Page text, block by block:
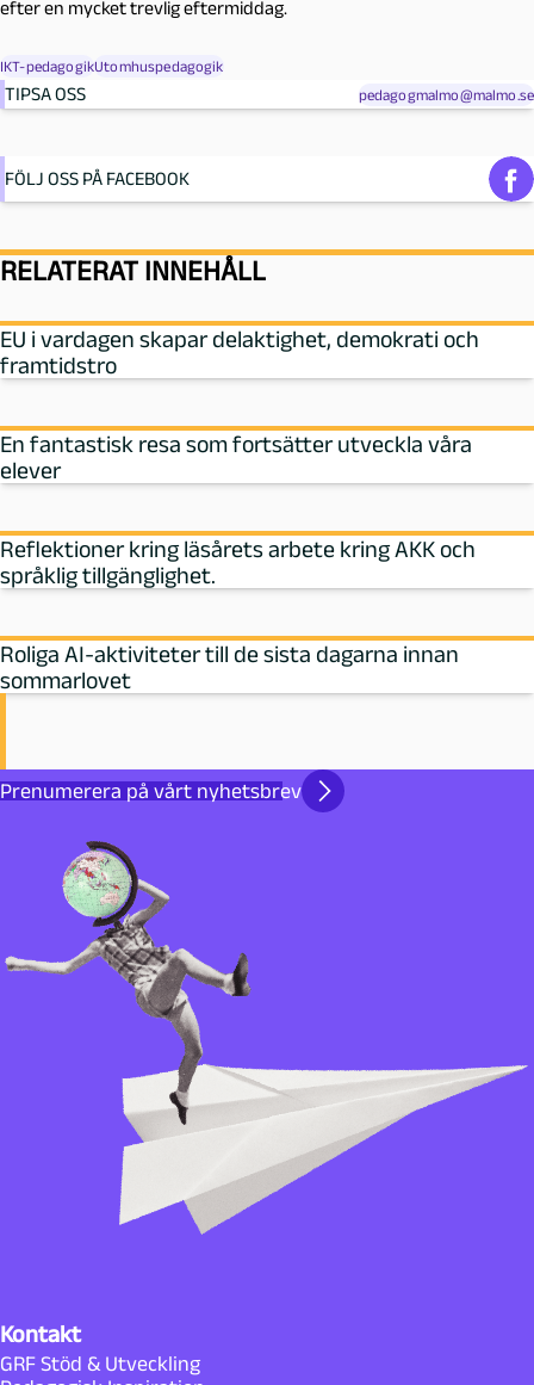
efter en mycket trevlig eftermiddag.
IKT-pedagogikUtomhuspedagogik
TIPSA OSS pedagogmalmo@malmo.se
FÖLJ OSS PÅ FACEBOOK
RELATERAT INNEHÅLL
EU i vardagen skapar delaktighet, demokrati och
framtidstro
En fantastisk resa som fortsätter utveckla våra
elever
Reflektioner kring läsårets arbete kring AKK och
språklig tillgänglighet.
Roliga AI-aktiviteter till de sista dagarna innan
sommarlovet
Prenumerera på vårt nyhetsbrev
Kontakt
GRF Stöd & Utveckling